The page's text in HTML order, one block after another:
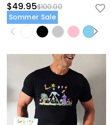
$49.95$100.00
Sommer Sale